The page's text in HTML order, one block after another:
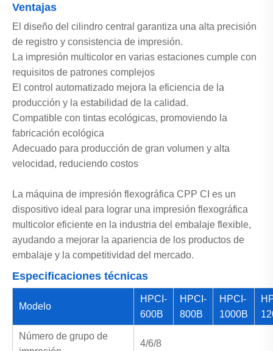
Ventajas
El diseño del cilindro central garantiza una alta precisión
de registro y consistencia de impresión.
La impresión multicolor en varias estaciones cumple con
requisitos de patrones complejos
El control automatizado mejora la eficiencia de la
producción y la estabilidad de la calidad.
Compatible con tintas ecológicas, promoviendo la
fabricación ecológica
Adecuado para producción de gran volumen y alta
velocidad, reduciendo costos
La máquina de impresión flexográfica CPP CI es un
dispositivo ideal para lograr una impresión flexográfica
multicolor eficiente en la industria del embalaje flexible,
ayudando a mejorar la apariencia de los productos de
embalaje y la competitividad del mercado.
Especificaciones técnicas
Modelo
HPCI-
600B
HPCI-
800B
HPCI-
1000B
Número de grupo de
4/6/8